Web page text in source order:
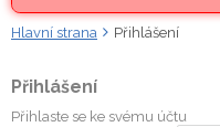
Hlavní strana Přihlášení
Přihlášení
Přihlaste se ke svému účtu